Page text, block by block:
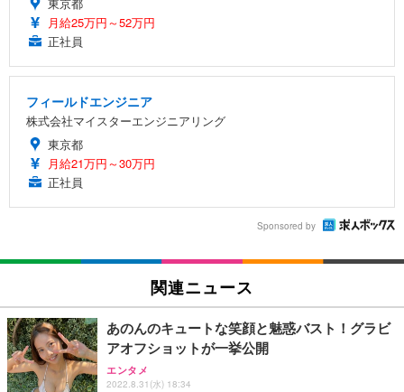
月給25万円～52万円
正社員
フィールドエンジニア
株式会社マイスターエンジニアリング
東京都
月給21万円～30万円
正社員
Sponsored by
関連ニュース
あのんのキュートな笑顔と魅惑バスト！グラビ
アオフショットが一挙公開
エンタメ
2022.8.31(水) 18:34